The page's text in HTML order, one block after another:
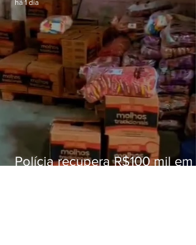
Polícia recupera R$100 mil em
há 1 dia